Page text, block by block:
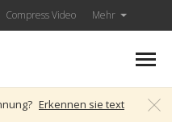
Compress Video Mehr
Erkennen sie text